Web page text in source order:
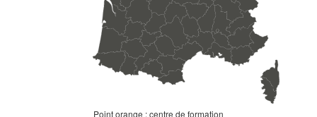
Point orange : centre de formation